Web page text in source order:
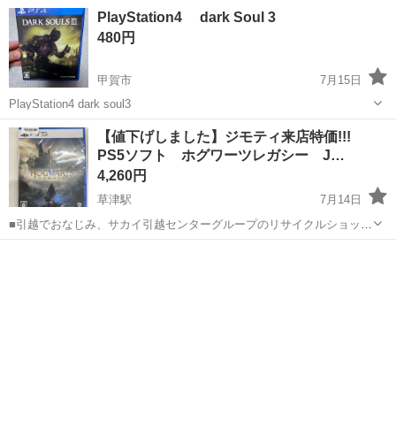
PlayStation4 dark Soul 3
480円
甲賀市
7月15日
PlayStation4 dark soul3
滋賀 甲賀市 テレビゲーム PlayStation4
【値下げしました】ジモティ来店特価!!!
PS5ソフト ホグワーツレガシー J…
4,260円
草津駅
7月14日
■引越でおなじみ、サカイ引越センターグループのリサイクルショップ
です！ 「ジャングル・ジャングル滋賀草津店です」 営業時間は平日11